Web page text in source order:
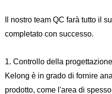
Il nostro team QC farà tutto il
completato con successo.
1. Controllo della
Kelong è in grado di fornire
prodotto, come l'area di